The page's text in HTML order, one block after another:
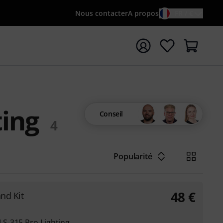
Nous contacterA propos
la recherche avec le terme de recherche
4
Conseil
Popularité
Kit 48 €